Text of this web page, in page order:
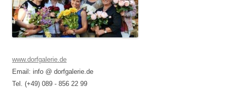
www.dorfgalerie.de
Email: info @ dorfgalerie.de
Tel. (+49) 089 - 856 22 99